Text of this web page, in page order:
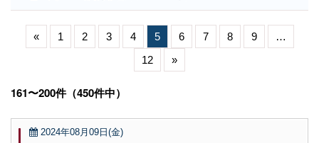
« 1 2 3 4 5 6 7 8 9
…
12
»
161〜200件（450件中）
2024年08月09日(金)